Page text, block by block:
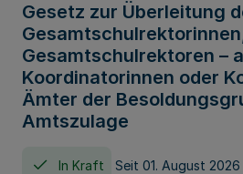
Gesetz zur Überleitung
Gesamtschulrektoren –
Koordinatorinnen oder
Ämter der
Amtszulage
In Kraft Seit 01. August 2026